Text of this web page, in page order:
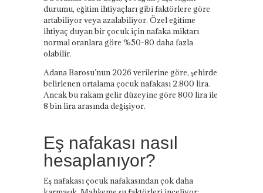
durumu, eğitim ihtiyaçları gibi faktörlere göre
artabiliyor veya azalabiliyor. Özel eğitime
ihtiyaç duyan bir çocuk için nafaka miktarı
normal oranlara göre %50-80 daha fazla
olabilir.
Adana Barosu’nun 2026 verilerine göre, şehirde
belirlenen ortalama çocuk nafakası 2.800 lira.
Ancak bu rakam gelir düzeyine göre 800 lira ile
8 bin lira arasında değişiyor.
Eş nafakası nasıl
hesaplanıyor?
Eş nafakası çocuk nafakasından çok daha